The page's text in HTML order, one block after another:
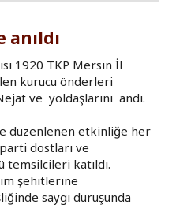
1920 TKP Mersin İl
kurucu önderleri
ve yoldaşlarını andı.
düzenlenen etkinliğe her
dostları ve
katıldı.
şehitlerine
saygı duruşunda